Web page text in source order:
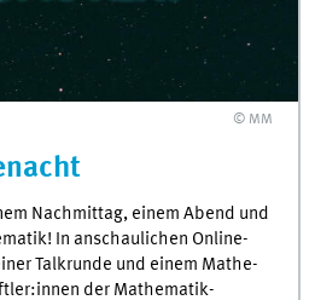
© MM
Nachmittag, einem Abend und
In anschaulichen Online-
Talkrunde und einem Mathe-
der Mathematik-